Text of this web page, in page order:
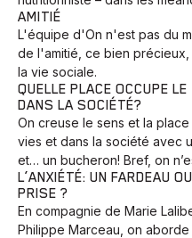
AMITIÉ
L'équipe d'On n'est pas du
de l'amitié, ce bien
la vie sociale.
QUELLE PLACE OCCUPE
DANS LA SOCIÉTÉ?
On creuse le sens et la
vies et dans la société avec
et… un bucheron! Bref, on
L’ANXIÉTÉ: UN FARDEAU
PRISE ?
En compagnie de Marie
Philippe Marceau, on